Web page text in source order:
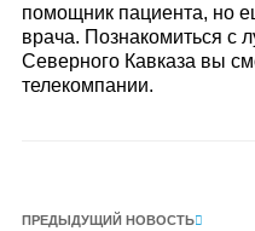
помощник пациента, но
врача. Познакомиться с
Северного Кавказа вы
телекомпании.
ПРЕДЫДУЩИЙ НОВОСТЬ